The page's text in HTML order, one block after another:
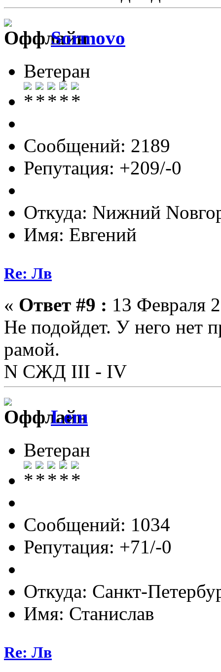
Sormovo
Ветеран
Сообщений: 2189
Репутация: +209/-0
Откуда: Nижний
Имя: Евгений
Re: Лв
« Ответ #9 : 13 Февраля
Не подойдет. У него нет
рамой.
N СЖД III - IV
Lem
Ветеран
Сообщений: 1034
Репутация: +71/-0
Откуда: Санкт-
Имя: Станислав
Re: Лв